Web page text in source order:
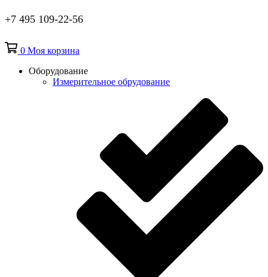
+7 495 109-22-56
0 Моя корзина
Оборудование
Измерительное обрудование